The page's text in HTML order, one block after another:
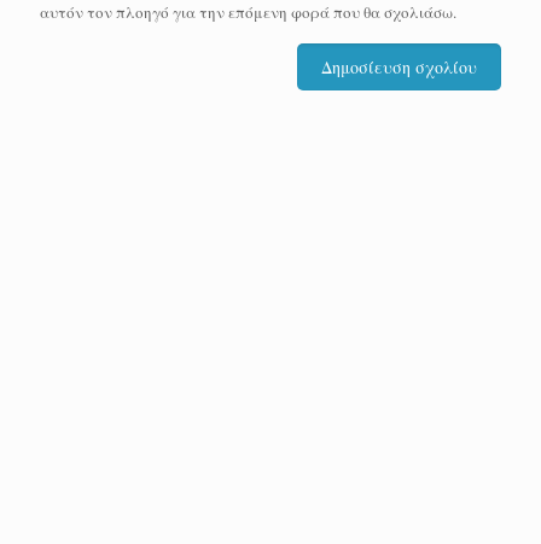
αυτόν τον πλοηγό για την επόμενη φορά που θα σχολιάσω.